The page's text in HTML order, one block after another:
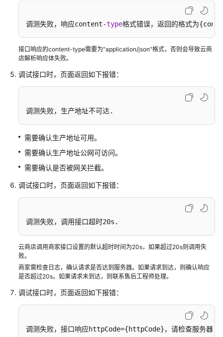
发
布
通
用
联
营
品
联
商
布
览
准
备
布
调测失败，响应content-type格式错误，返回的格式为
接口响应的content-type需要为"application/json"格式，否则会导致云商
店解析响应体失败。
调试接口时，页面返回如下报错：
调测失败，生产地址不可达.
需要确认生产地址可用。
需要确认生产地址公网可访问。
需要确认是否被网关拦截。
调试接口时，页面返回如下报错：
调测失败，调用接口超时20s.
云商店调用商家接口设置的默认超时时间为20s，如果超过20s则调用失
败。
商家需检查日志，确认请求是否达到服务器。如果请求到达，则确认响应
是否超过20s。如果请求未到达，则联系售后工程师处理。
调试接口时，页面返回如下报错：
调测失败，接口响应httpCode={httpCode}，请检查服务器日